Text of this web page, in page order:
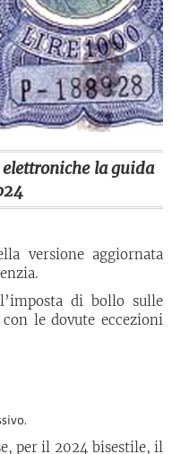
la guida
versione aggiornata
di bollo sulle
le dovute eccezioni
per il 2024 bisestile, il